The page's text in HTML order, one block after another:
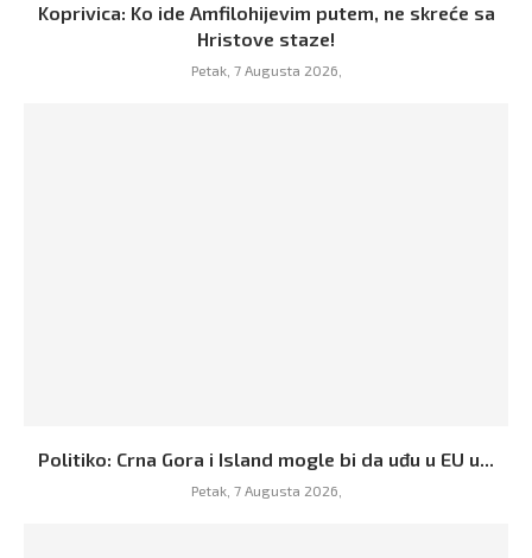
Koprivica: Ko ide Amfilohijevim putem, ne skreće sa
Hristove staze!
Petak, 7 Augusta 2026,
Politiko: Crna Gora i Island mogle bi da uđu u EU u...
Petak, 7 Augusta 2026,